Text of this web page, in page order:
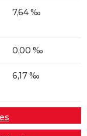
7,64 ‰
0,00 ‰
6,17 ‰